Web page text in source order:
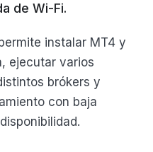
de Wi-Fi.
instalar MT4 y
ejecutar varios
brókers y
con baja